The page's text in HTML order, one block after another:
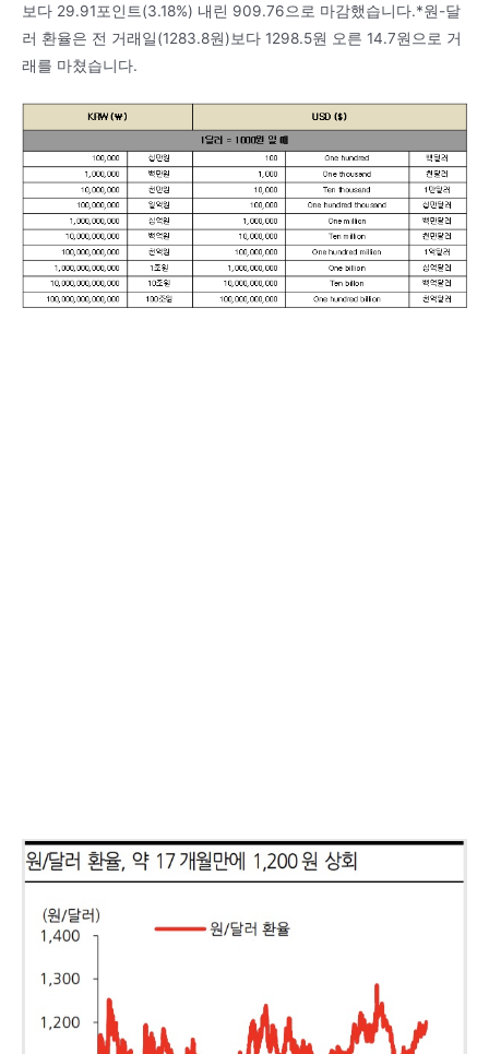
보다 29.91포인트(3.18%) 내린 909.76으로 마감했습니다.*원-달
러 환율은 전 거래일(1283.8원)보다 1298.5원 오른 14.7원으로 거
래를 마쳤습니다.